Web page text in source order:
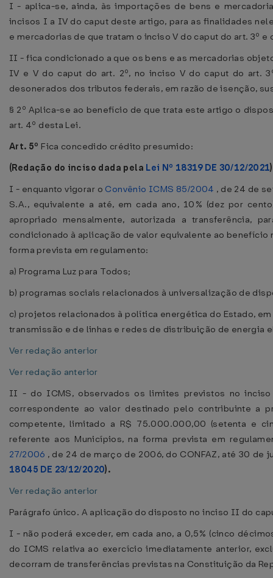
I - aplica-se, ainda, às importações de bens e
incisos I a IV do caput deste artigo, para as finalidades
e mercadorias de que tratam o inciso V do caput do art. 3º
II - fica condicionado a que os bens e as mercadorias
IV e V do caput do art. 2º, no inciso V do caput do art.
desonerados dos tributos federais, em razão de isenção,
§ 2º Aplica-se ao benefício de que trata este artigo o
art. 4º desta Lei.
Art. 5º Fica concedido crédito presumido:
(Redação do inciso dada pela Lei Nº 18319 DE 30/12/2021
I - enquanto vigorar o Convênio ICMS 85/2004 , de 24 de
S.A., equivalente a até, em cada ano, 10% (dez por
apropriado mensalmente, autorizada a transferência,
condicionado à aplicação de valor equivalente ao
forma prevista em regulamento:
a) Programa Luz para Todos;
b) programas sociais relacionados à universalização de
c) projetos relacionados à política energética do Estado,
transmissão e de linhas e redes de distribuição de energia
Ver redação anterior
Ver redação anterior
II - do ICMS, observados os limites previstos no
correspondente ao valor destinado pelo contribuinte a
competente, limitado a R$ 75.000.000,00 (setenta e
referente aos Municípios, na forma prevista em
27/2006 , de 24 de março de 2006, do CONFAZ, até 30 de
18045 DE 23/12/2020).
Ver redação anterior
Parágrafo único. A aplicação do disposto no inciso II do
I - não poderá exceder, em cada ano, a 0,5% (cinco
do ICMS relativa ao exercício imediatamente anterior,
decorram de transferências previstas na Constituição da